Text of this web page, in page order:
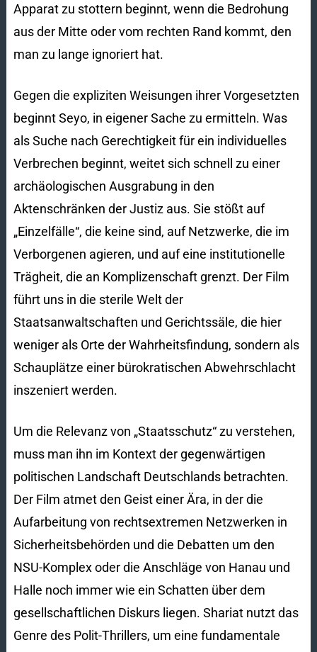
Apparat zu stottern beginnt, wenn die Bedrohung
aus der Mitte oder vom rechten Rand kommt, den
man zu lange ignoriert hat.
Gegen die expliziten Weisungen ihrer Vorgesetzten
beginnt Seyo, in eigener Sache zu ermitteln. Was
als Suche nach Gerechtigkeit für ein individuelles
Verbrechen beginnt, weitet sich schnell zu einer
archäologischen Ausgrabung in den
Aktenschränken der Justiz aus. Sie stößt auf
„Einzelfälle“, die keine sind, auf Netzwerke, die im
Verborgenen agieren, und auf eine institutionelle
Trägheit, die an Komplizenschaft grenzt. Der Film
führt uns in die sterile Welt der
Staatsanwaltschaften und Gerichtssäle, die hier
weniger als Orte der Wahrheitsfindung, sondern als
Schauplätze einer bürokratischen Abwehrschlacht
inszeniert werden.
Um die Relevanz von „Staatsschutz“ zu verstehen,
muss man ihn im Kontext der gegenwärtigen
politischen Landschaft Deutschlands betrachten.
Der Film atmet den Geist einer Ära, in der die
Aufarbeitung von rechtsextremen Netzwerken in
Sicherheitsbehörden und die Debatten um den
NSU-Komplex oder die Anschläge von Hanau und
Halle noch immer wie ein Schatten über dem
gesellschaftlichen Diskurs liegen. Shariat nutzt das
Genre des Polit-Thrillers, um eine fundamentale